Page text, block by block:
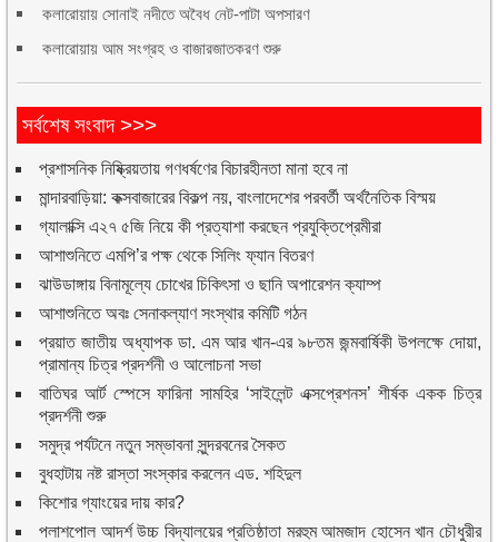
কলারোয়ায় সোনাই নদীতে অবৈধ নেট-পাটা অপসারণ
কলারোয়ায় আম সংগ্রহ ও বাজারজাতকরণ শুরু
সর্বশেষ সংবাদ >>>
প্রশাসনিক নিষ্ক্রিয়তায় গণধর্ষণের বিচারহীনতা মানা হবে না
মান্দারবাড়িয়া: কক্সবাজারের বিকল্প নয়, বাংলাদেশের পরবর্তী অর্থনৈতিক বিস্ময়
গ্যালাক্সি এ২৭ ৫জি নিয়ে কী প্রত্যাশা করছেন প্রযুক্তিপ্রেমীরা
আশাশুনিতে এমপি’র পক্ষ থেকে সিলিং ফ্যান বিতরণ
ঝাউডাঙ্গায় বিনামূল্যে চোখের চিকিৎসা ও ছানি অপারেশন ক্যাম্প
আশাশুনিতে অবঃ সেনাকল্যাণ সংস্থার কমিটি গঠন
প্রয়াত জাতীয় অধ্যাপক ডা. এম আর খান-এর ৯৮তম জন্মবার্ষিকী উপলক্ষে দোয়া,
প্রামান্য চিত্র প্রদর্শনী ও আলোচনা সভা
বাতিঘর আর্ট স্পেসে ফারিনা সামহির ‘সাইলেন্ট এক্সপ্রেশনস’ শীর্ষক একক চিত্র
প্রদর্শনী শুরু
সমুদ্র পর্যটনে নতুন সম্ভাবনা সুন্দরবনের সৈকত
বুধহাটায় নষ্ট রাস্তা সংস্কার করলেন এড. শহিদুল
কিশোর গ্যাংয়ের দায় কার?
পলাশপোল আদর্শ উচ্চ বিদ্যালয়ের প্রতিষ্ঠাতা মরহুম আমজাদ হোসেন খান চৌধুরীর